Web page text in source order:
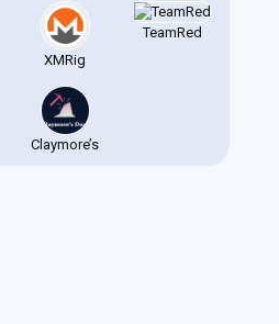
XMRig
TeamRed
Claymore’s